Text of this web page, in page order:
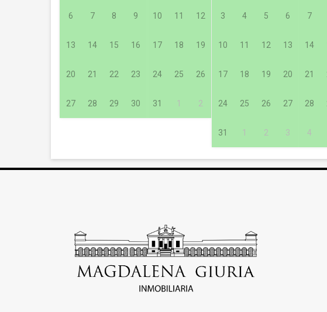
6 7 8 9 10 11 12
13 14 15 16 17 18 19
20 21 22 23 24 25 26
27 28 29 30 31 1 2
3 4 5 6 7
10 11 12 13 14
17 18 19 20 21
24 25 26 27 28
31 1 2 3 4